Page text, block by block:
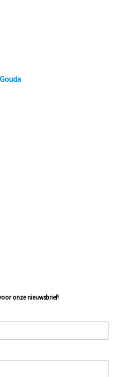
onze nieuwsbrief!